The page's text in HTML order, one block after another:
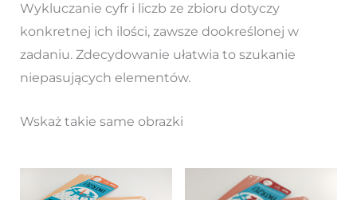
Wykluczanie cyfr i liczb ze zbioru dotyczy
konkretnej ich ilości, zawsze dookreślonej w
zadaniu. Zdecydowanie ułatwia to szukanie
niepasujących elementów.
Wskaż takie same obrazki